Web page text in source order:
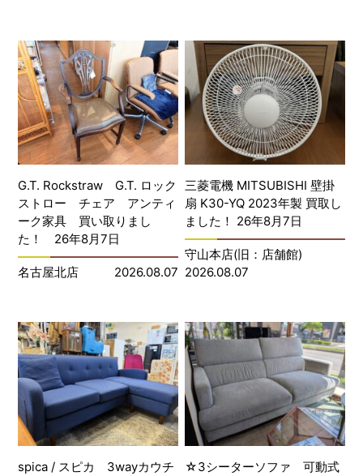
G.T. Rockstraw G.T. ロック
ストロー チェア アンティ
ーク家具 買い取りまし
た！ 26年8月7日
名古屋北店 2026.08.07
三菱電機 MITSUBISHI 壁掛
扇 K30-YQ 2023年製 買取し
ました！ 26年8月7日
守山本店(旧：店舗館)
2026.08.07
spica / スピカ 3wayカウチ
☆3シーターソファ 可動式